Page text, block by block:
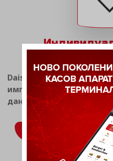
Daisy Tech има опит в
имплементацията на
данъчен мениджмънт.
ВИЖ